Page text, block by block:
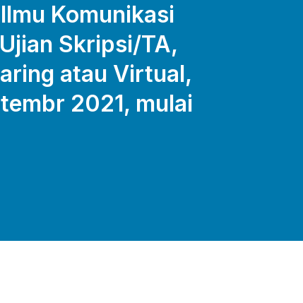
Komunikasi
Skripsi/TA,
atau Virtual,
2021, mulai